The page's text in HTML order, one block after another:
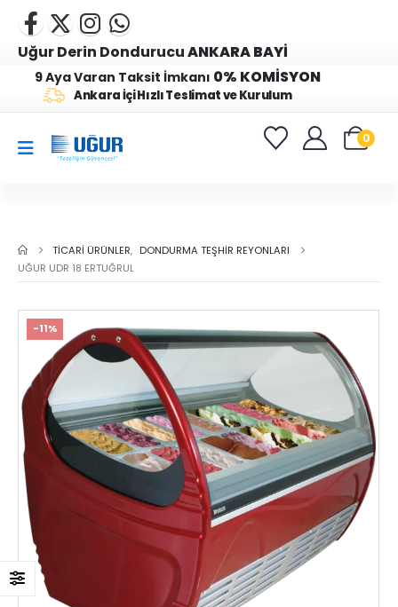
Uğur Derin DondurucuANKARA BAYİ
9 Aya Varan Taksit İmkanı 0% KOMİSYON
Ankara İçi Hızlı Teslimat ve Kurulum
0
TICARI ÜRÜNLER, DONDURMA TEŞHIR REYONLARI
UĞUR UDR 18 ERTUĞRUL
-11%